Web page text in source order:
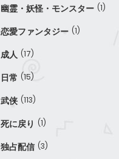
幽霊・妖怪・モンスター (1)
恋愛ファンタジー (1)
成人 (17)
日常 (15)
武侠 (113)
死に戻り (1)
独占配信 (3)